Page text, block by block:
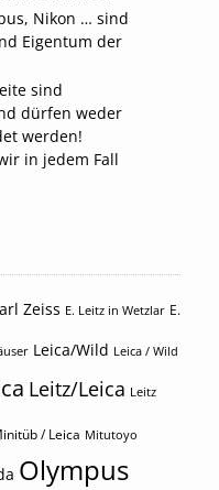
Nikon … sind
Eigentum der
sind
dürfen weder
werden!
in jedem Fall
Zeiss E. Leitz in Wetzlar E.
Leica/Wild Leica / Wild
Leitz/Leica Leitz
/ Leica Mitutoyo
Olympus